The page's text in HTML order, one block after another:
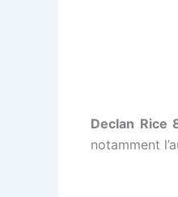
Declan Rice
notamment